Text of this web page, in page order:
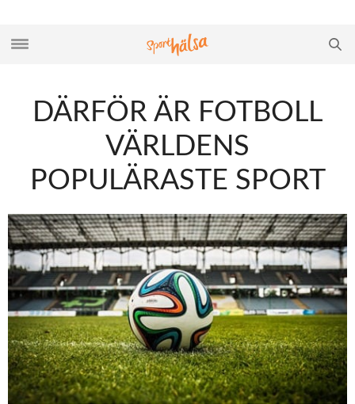
DÄRFÖR ÄR FOTBOLL
VÄRLDENS
POPULÄRASTE SPORT